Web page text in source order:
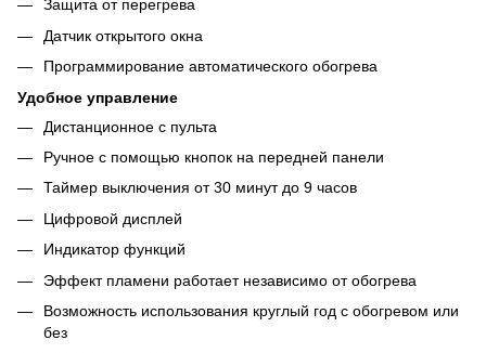
Защита от перегрева
Датчик открытого окна
Программирование автоматического обогрева
Удобное управление
Дистанционное с пульта
Ручное с помощью кнопок на передней панели
Таймер выключения от 30 минут до 9 часов
Цифровой дисплей
Индикатор функций
Эффект пламени работает независимо от обогрева
Возможность использования круглый год с обогревом или
без